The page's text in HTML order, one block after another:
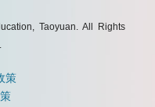
Taoyuan. All Rights
策